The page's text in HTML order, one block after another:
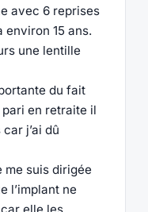
avec 6 reprises
15 ans.
une lentille
du fait
en retraite il
j’ai dû
me suis dirigée
l’implant ne